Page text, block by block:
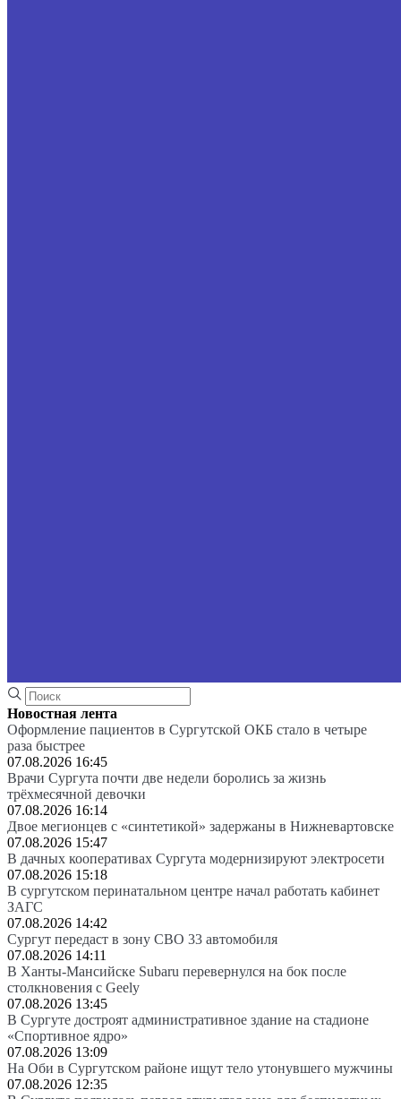
Новостная лента
Оформление пациентов в Сургутской ОКБ стало в четыре
раза быстрее
07.08.2026 16:45
Врачи Сургута почти две недели боролись за жизнь
трёхмесячной девочки
07.08.2026 16:14
Двое мегионцев с «синтетикой» задержаны в Нижневартовске
07.08.2026 15:47
В дачных кооперативах Сургута модернизируют электросети
07.08.2026 15:18
В сургутском перинатальном центре начал работать кабинет
ЗАГС
07.08.2026 14:42
Сургут передаст в зону СВО 33 автомобиля
07.08.2026 14:11
В Ханты-Мансийске Subaru перевернулся на бок после
столкновения с Geely
07.08.2026 13:45
В Сургуте достроят административное здание на стадионе
«Спортивное ядро»
07.08.2026 13:09
На Оби в Сургутском районе ищут тело утонувшего мужчины
07.08.2026 12:35